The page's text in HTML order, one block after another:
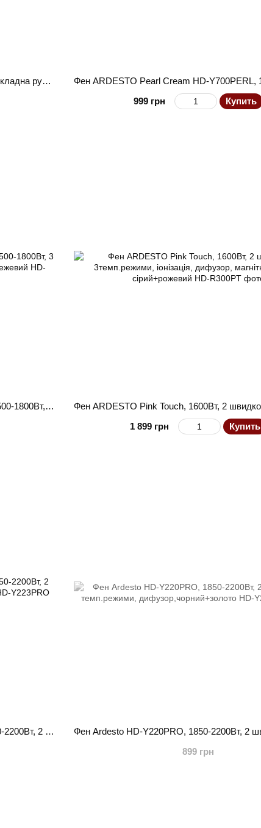
Фен ARDESTO HD-Y120T, дорожній, 1200Вт, складна ручка, 2 швидкості, 2 темп. режими, чорний
999 грн
Купить
Фен ARDESTO Pearl Cream HD-Y702PERL, 1500-1800Вт, 3 швидкості, 3 темп.режими, магнітні насадки,бежевий
1 899 грн
Купить
Фен ARDESTO Violet PRO HD-Y223PRO, 1850-2200Вт, 2 швидкості , 3 темп.режими, дифузор, чорний
899 грн